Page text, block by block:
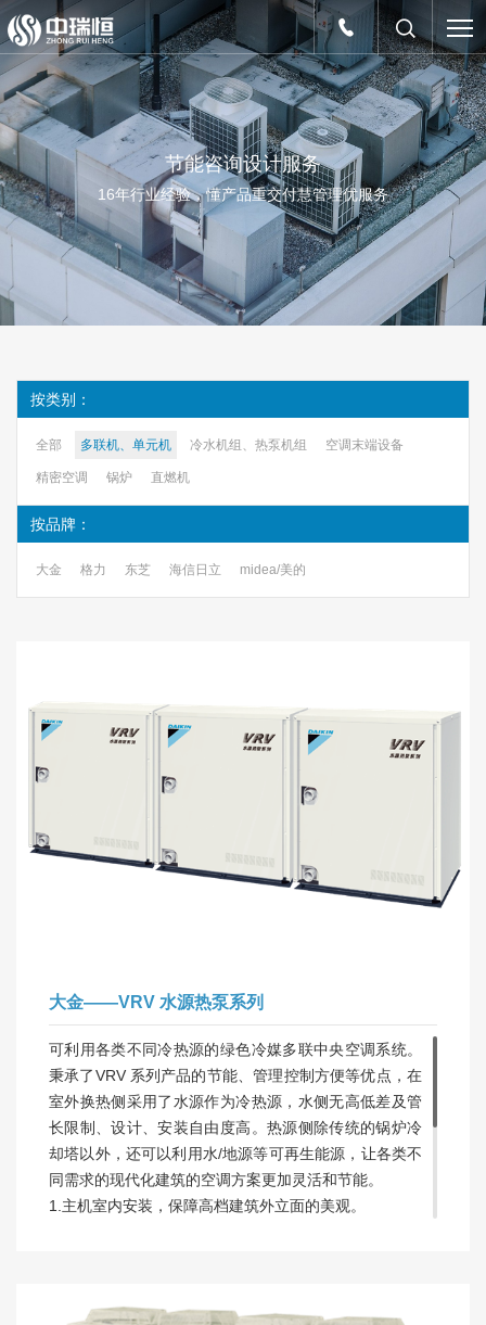
节能咨询设计服务
16年行业经验，懂产品重交付慧管理优服务
按类别：
全部 多联机、单元机 冷水机组、热泵机组 空调末端设备
精密空调 锅炉 直燃机
按品牌：
大金 格力 东芝 海信日立 midea/美的
大金——VRV 水源热泵系列
可利用各类不同冷热源的绿色冷媒多联中央空调系统。
秉承了VRV 系列产品的节能、管理控制方便等优点，在
室外换热侧采用了水源作为冷热源，水侧无高低差及管
长限制、设计、安装自由度高。热源侧除传统的锅炉冷
却塔以外，还可以利用水/地源等可再生能源，让各类不
同需求的现代化建筑的空调方案更加灵活和节能。
1.主机室内安装，保障高档建筑外立面的美观。
5.改造项目，可逐层改造